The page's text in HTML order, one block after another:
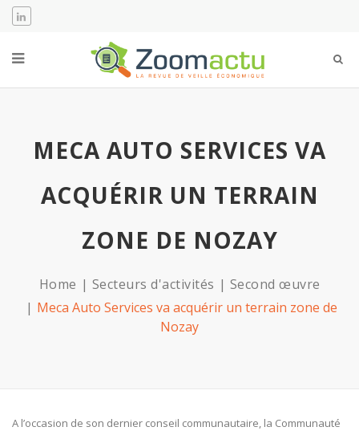
MECA AUTO SERVICES VA
ACQUÉRIR UN TERRAIN
ZONE DE NOZAY
Home Secteurs d'activités
Second œuvre
Meca Auto Services va acquérir un terrain zone de
Nozay
A l’occasion de son dernier conseil communautaire, la Communauté